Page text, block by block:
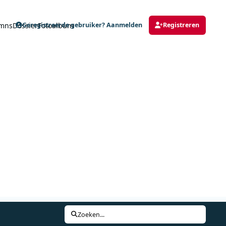
DossierFotoalbum
Geregistreerde gebruiker? Aanmelden Registreren
Zoeken...